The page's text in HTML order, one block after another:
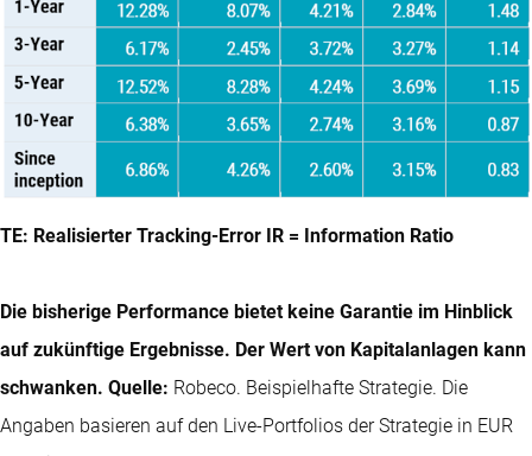
TE: Realisierter Tracking-Error IR = Information Ratio
Die bisherige Performance bietet keine Garantie im Hinblick
auf zukünftige Ergebnisse. Der Wert von Kapitalanlagen kann
schwanken. Quelle: Robeco. Beispielhafte Strategie. Die
Angaben basieren auf den Live-Portfolios der Strategie in EUR